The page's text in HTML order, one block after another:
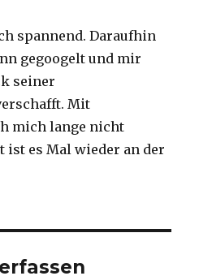
spannend. Daraufhin
gegoogelt und mir
seiner
Mit
mich lange nicht
es Mal wieder an der